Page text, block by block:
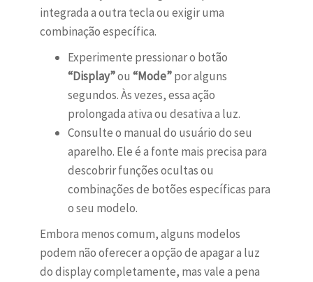
integrada a outra tecla ou exigir uma
combinação específica.
Experimente pressionar o botão
“Display”ou “Mode”por alguns
segundos. Às vezes, essa ação
prolongada ativa ou desativa a luz.
Consulte o manual do usuário do seu
aparelho. Ele é a fonte mais precisa para
descobrir funções ocultas ou
combinações de botões específicas para
o seu modelo.
Embora menos comum, alguns modelos
podem não oferecer a opção de apagar a luz
do display completamente, mas vale a pena